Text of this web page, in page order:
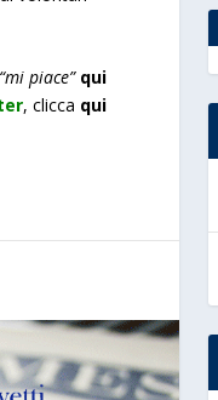
piace” qui
, clicca qui